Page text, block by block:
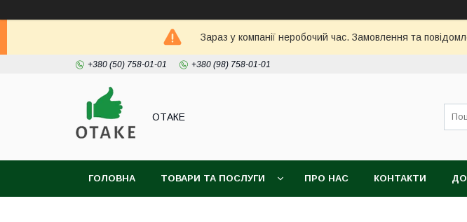
Зараз у компанії неробочий час. Замовлення та
+380 (50) 758-01-01 +380 (98) 758-01-01
ОТАКЕ
ГОЛОВНА ТОВАРИ ТА ПОСЛУГИ ПРО НАС КОНТАКТИ